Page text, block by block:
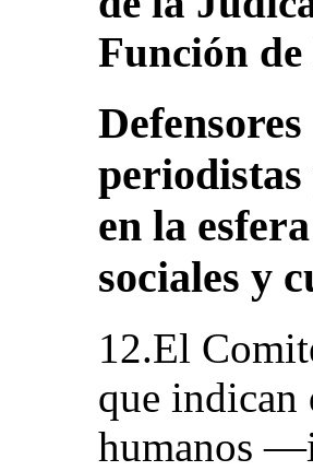
Función de
en la
sociales y
12.El
que indican
humanos